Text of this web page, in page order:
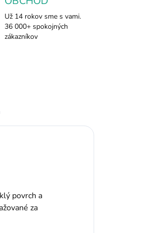
Už 14 rokov sme s vami.
36 000+ spokojných
zákazníkov
povrch a
za